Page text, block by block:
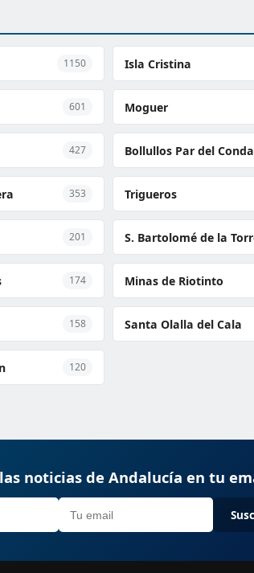
1150 Isla Cristina
601 Moguer
427 Bollullos Par del
353 Trigueros
201 S. Bartolomé de la
174 Minas de Riotinto
158 Santa Olalla del Cala
120
noticias de Andalucía en tu